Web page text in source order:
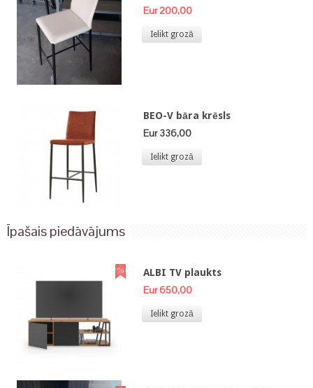
Eur 200,00
Ielikt grozā
BEO-V bāra krēsls
Eur 336,00
Ielikt grozā
Īpašais piedāvājums
ALBI TV plaukts
Eur 650,00
Ielikt grozā